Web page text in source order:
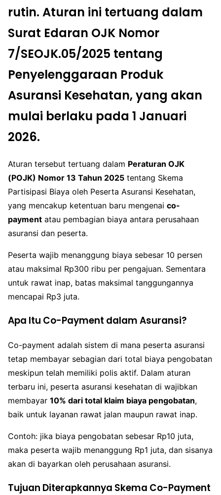
rutin. Aturan ini tertuang dalam
Surat Edaran OJK Nomor
7/SEOJK.05/2025 tentang
Penyelenggaraan Produk
Asuransi Kesehatan, yang akan
mulai berlaku pada 1 Januari
2026.
Aturan tersebut tertuang dalam Peraturan OJK
(POJK) Nomor 13 Tahun 2025 tentang Skema
Partisipasi Biaya oleh Peserta Asuransi Kesehatan,
yang mencakup ketentuan baru mengenai co-
payment atau pembagian biaya antara perusahaan
asuransi dan peserta.
Peserta wajib menanggung biaya sebesar 10 persen
atau maksimal Rp300 ribu per pengajuan. Sementara
untuk rawat inap, batas maksimal tanggungannya
mencapai Rp3 juta.
Apa Itu Co-Payment dalam Asuransi?
Co-payment adalah sistem di mana peserta asuransi
tetap membayar sebagian dari total biaya pengobatan
meskipun telah memiliki polis aktif. Dalam aturan
terbaru ini, peserta asuransi kesehatan di wajibkan
membayar 10% dari total klaim biaya pengobatan,
baik untuk layanan rawat jalan maupun rawat inap.
Contoh: jika biaya pengobatan sebesar Rp10 juta,
maka peserta wajib menanggung Rp1 juta, dan sisanya
akan di bayarkan oleh perusahaan asuransi.
Tujuan Diterapkannya Skema Co-Payment